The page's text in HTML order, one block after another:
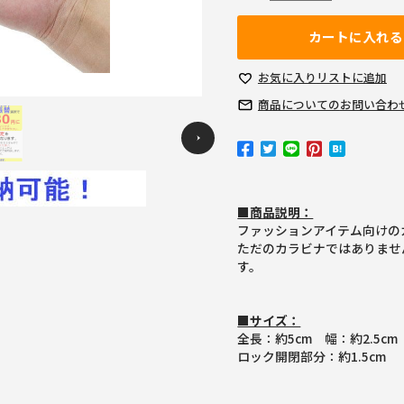
Previous
カートに入れる
お気に入り リストに追加
商品についてのお問い合わ
■商品説明：
ファッションアイテム向け
ただのカラビナではありま
す。
■サイズ：
全長：約5cm 幅：約2.5cm
ロック開閉部分：約1.5cm